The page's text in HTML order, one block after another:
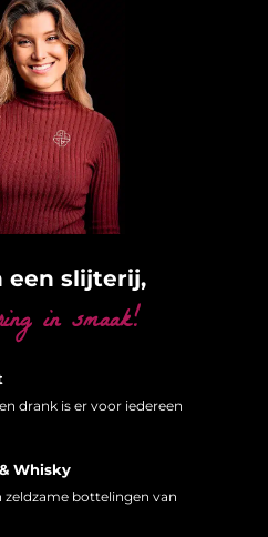
een slijterij,
in smaak!
drank is er voor iedereen
Whisky
zeldzame bottelingen van